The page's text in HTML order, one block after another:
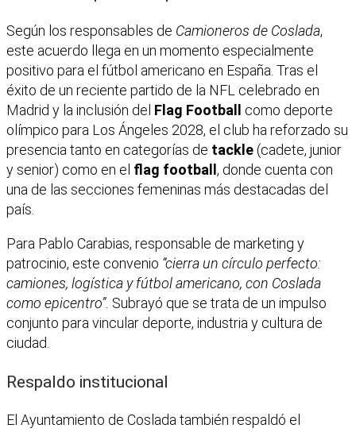
Según los responsables de Camioneros de Coslada,
este acuerdo llega en un momento especialmente
positivo para el fútbol americano en España. Tras el
éxito de un reciente partido de la NFL celebrado en
Madrid y la inclusión del Flag Football
como deporte
olímpico para Los Ángeles 2028, el club ha reforzado su
presencia tanto en categorías de tackle (cadete, junior
y senior) como en el flag football , donde cuenta con
una de las secciones femeninas más destacadas del
país.
Para Pablo Carabias, responsable de marketing y
patrocinio, este convenio “cierra un círculo perfecto:
camiones, logística y fútbol americano, con Coslada
como epicentro”. Subrayó que se trata de un impulso
conjunto para vincular deporte, industria y cultura de
ciudad.
Respaldo institucional
El Ayuntamiento de Coslada también respaldó el